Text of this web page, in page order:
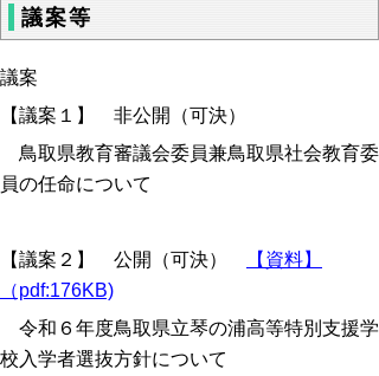
議案等
議案
【議案１】 非公開（可決）
鳥取県教育審議会委員兼鳥取県社会教育委
員の任命について
【議案２】 公開（可決）
【資料】
（pdf:176KB)
令和６年度鳥取県立琴の浦高等特別支援学
校入学者選抜方針について